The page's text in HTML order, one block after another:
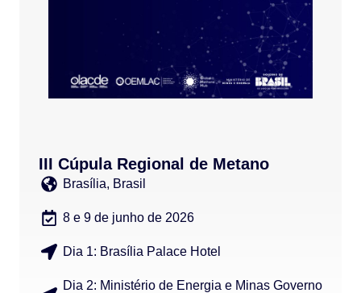
III Cúpula Regional de Metano
Brasília, Brasil
8 e 9 de junho de 2026
Dia 1: Brasília Palace Hotel
Dia 2: Ministério de Energia e Minas Governo